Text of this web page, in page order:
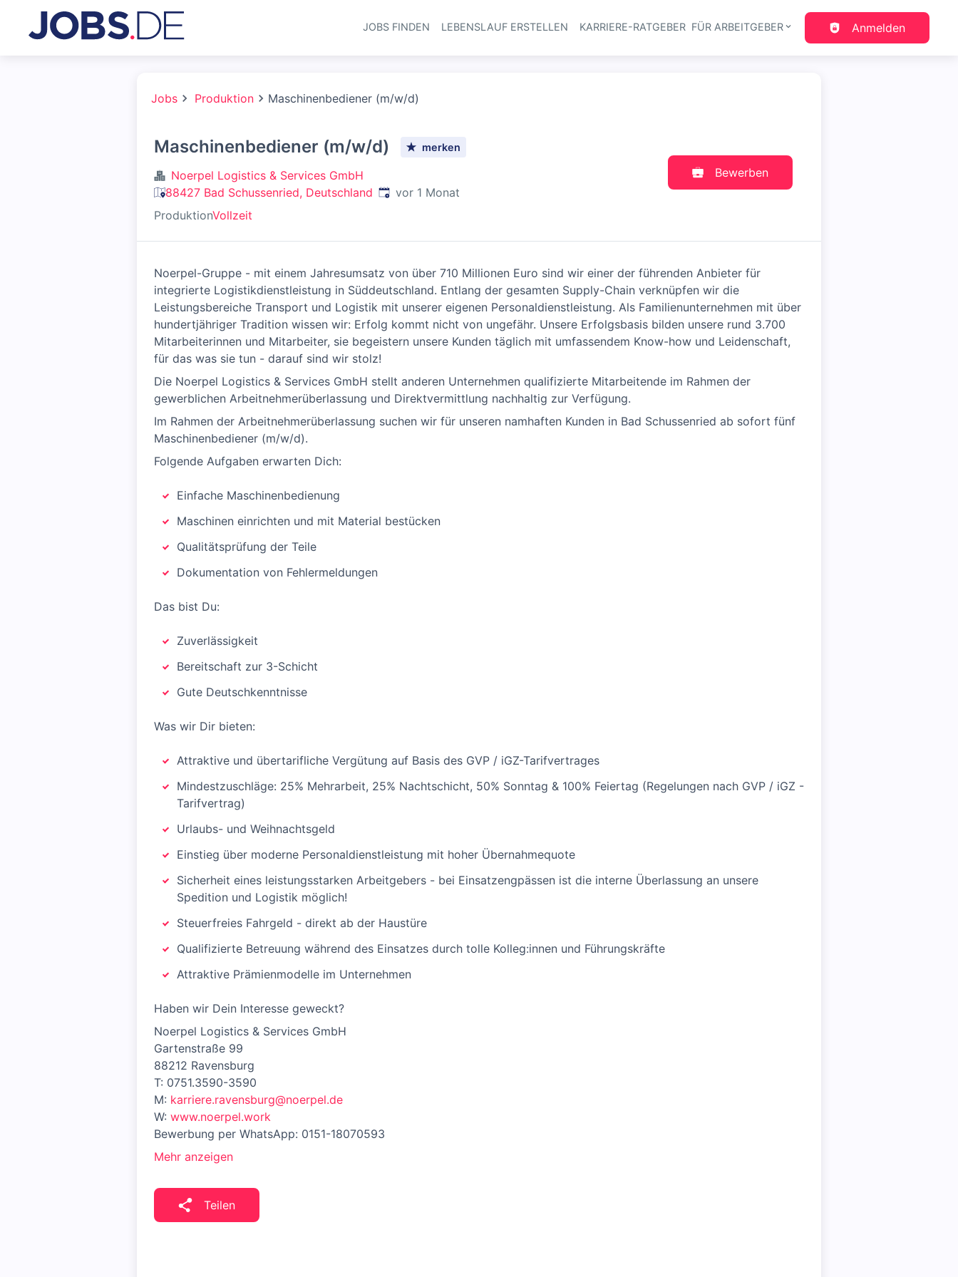
Haupt-Navigation
JOBS FINDEN LEBENSLAUF ERSTELLEN KARRIERE-RATGEBER FÜR ARBEITGEBER Anmelden
Jobs Produktion Maschinenbediener (m/w/d)
Maschinenbediener (m/w/d) merken
Noerpel Logistics & Services GmbH
88427 Bad Schussenried, Deutschland Veröffentlicht:
vor 1 Monat
ProduktionVollzeit
Bewerben
Noerpel-Gruppe - mit einem Jahresumsatz von über 710 Millionen Euro sind wir einer der führenden Anbieter für
integrierte Logistikdienstleistung in Süddeutschland. Entlang der gesamten Supply-Chain verknüpfen wir die
Leistungsbereiche Transport und Logistik mit unserer eigenen Personaldienstleistung. Als Familienunternehmen mit über
hundertjähriger Tradition wissen wir: Erfolg kommt nicht von ungefähr. Unsere Erfolgsbasis bilden unsere rund 3.700
Mitarbeiterinnen und Mitarbeiter, sie begeistern unsere Kunden täglich mit umfassendem Know-how und Leidenschaft,
für das was sie tun - darauf sind wir stolz!
Die Noerpel Logistics & Services GmbH stellt anderen Unternehmen qualifizierte Mitarbeitende im Rahmen der
gewerblichen Arbeitnehmerüberlassung und Direktvermittlung nachhaltig zur Verfügung.
Im Rahmen der Arbeitnehmerüberlassung suchen wir für unseren namhaften Kunden in Bad Schussenried ab sofort fünf
Maschinenbediener (m/w/d).
Folgende Aufgaben erwarten Dich:
Einfache Maschinenbedienung
Maschinen einrichten und mit Material bestücken
Qualitätsprüfung der Teile
Dokumentation von Fehlermeldungen
Das bist Du:
Zuverlässigkeit
Bereitschaft zur 3-Schicht
Gute Deutschkenntnisse
Was wir Dir bieten:
Attraktive und übertarifliche Vergütung auf Basis des GVP / iGZ-Tarifvertrages
Mindestzuschläge: 25% Mehrarbeit, 25% Nachtschicht, 50% Sonntag & 100% Feiertag (Regelungen nach GVP / iGZ -
Tarifvertrag)
Urlaubs- und Weihnachtsgeld
Einstieg über moderne Personaldienstleistung mit hoher Übernahmequote
Sicherheit eines leistungsstarken Arbeitgebers - bei Einsatzengpässen ist die interne Überlassung an unsere
Spedition und Logistik möglich!
Steuerfreies Fahrgeld - direkt ab der Haustüre
Qualifizierte Betreuung während des Einsatzes durch tolle Kolleg:innen und Führungskräfte
Attraktive Prämienmodelle im Unternehmen
Haben wir Dein Interesse geweckt?
Noerpel Logistics & Services GmbH
Gartenstraße 99
88212 Ravensburg
T: 0751.3590-3590
M: karriere.ravensburg@noerpel.de
W: www.noerpel.work
Bewerbung per WhatsApp: 0151-18070593
Mehr anzeigen
Teilen